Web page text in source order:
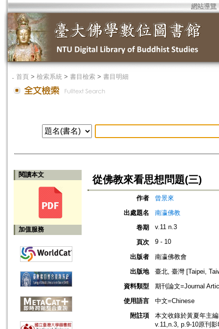
網站導覽
． 首頁 > 檢索系統 > 書目檢索 > 書目明細
閱讀本文
加值服務
從佛教來看思想問題(三)
作者
曾景來
出處題名
南瀛佛教
卷期
v.11 n.3
頁次 9 - 10
出版者
南瀛佛教會
出版地
臺北, 臺灣 [Taipei,
資料類型
期刊論文=Journal
使用語言
中文=Chinese
附註項
本文收錄於黃夏年主
v.11,n.3, p.9-10原刊影